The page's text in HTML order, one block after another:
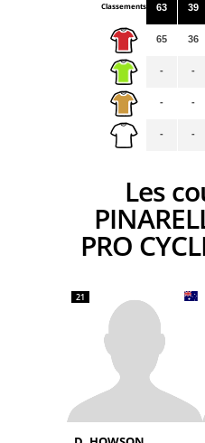
Classements 63
65
-
-
-
39
36
-
-
-
Les coureurs
PRO
21